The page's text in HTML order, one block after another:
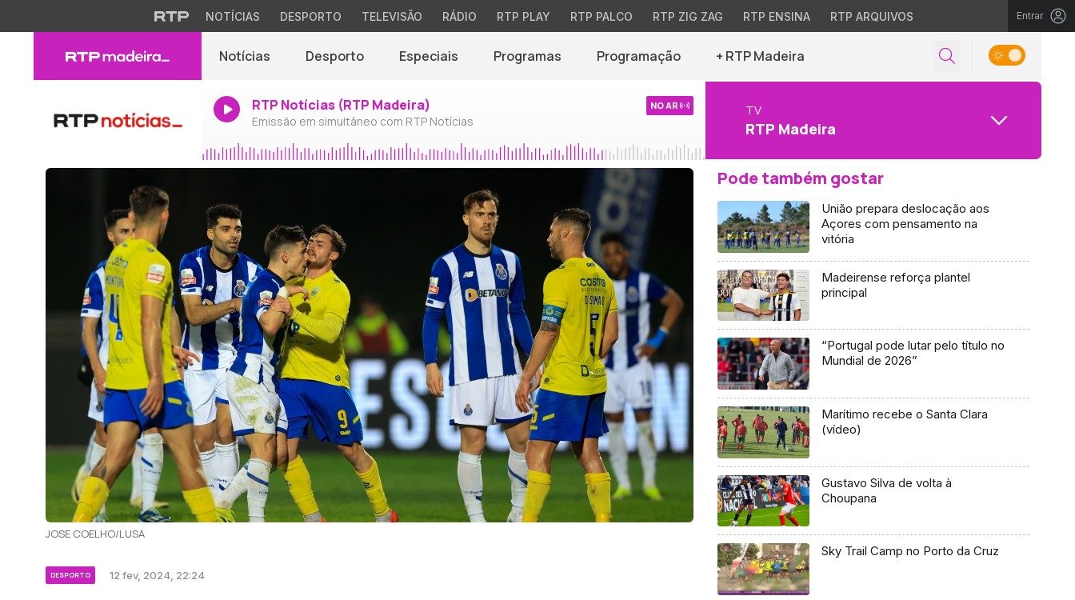
NOTÍCIAS DESPORTO TELEVISÃO RÁDIO RTP PLAY RTP PALCO RTP ZIG ZAG RTP ENSINA RTP ARQUIVOS Entrar
Notícias Desporto Especiais Programas Programação + RTP Madeira
RTP Notícias (RTP Madeira)
Emissão em simultâneo com RTP Notícias
NO AR TV
RTP Madeira
JOSE COELHO/LUSA
DESPORTO 12 fev, 2024, 22:24
Pode também gostar
União prepara deslocação aos
Açores com pensamento na
vitória
Madeirense reforça plantel
principal
“Portugal pode lutar pelo título no
Mundial de 2026”
Marítimo recebe o Santa Clara
(vídeo)
Gustavo Silva de volta à
Choupana
Sky Trail Camp no Porto da Cruz